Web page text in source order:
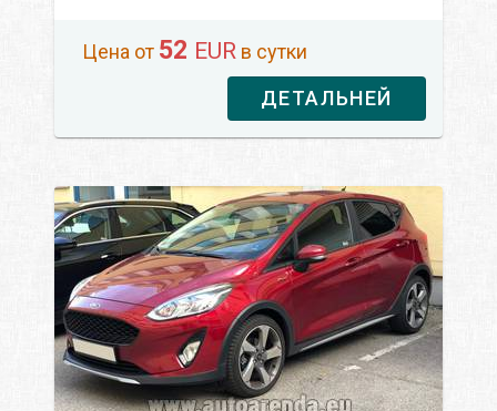
Цена от 52 EUR в сутки
ДЕТАЛЬНЕЙ